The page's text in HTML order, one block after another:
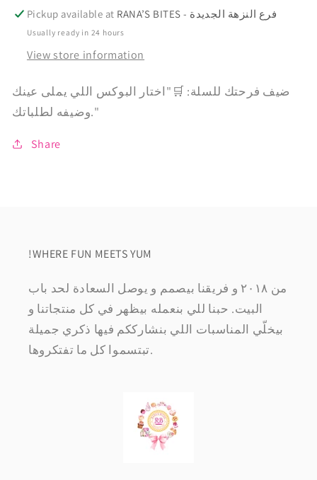
Pickup available at RANA’S BITES - فرع النزهة الجديدة
Usually ready in 24 hours
View store information
ضيف فرحتك للسلة: 🛒"اختار البوكس اللي يملى عينك
وضيفه لطلباتك."
Share
!WHERE FUN MEETS YUM
من ٢٠١٨ و فريقنا بيصمم و يوصل السعادة لحد باب
البيت. حبنا للي بنعمله بيظهر في كل منتجاتنا و
بيخلّي المناسبات اللي بنشارككم فيها ذكري جميلة
تبتسموا كل ما تفتكروها.